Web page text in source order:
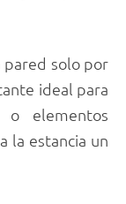
pared solo por
ideal para
elementos
la estancia un